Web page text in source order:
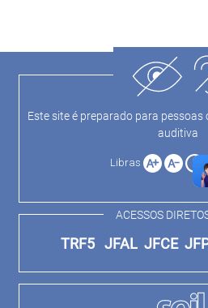
Este site é preparado para pessoas
auditiva
Libras
ACESSOS
TRF5 JFAL JFCE